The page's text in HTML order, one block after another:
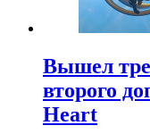
Вышел
второго
Heart